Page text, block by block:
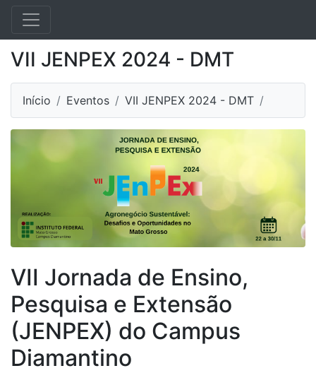
VII JENPEX 2024 - DMT
Início Eventos VII JENPEX 2024 - DMT
VII Jornada de Ensino,
Pesquisa e Extensão
(JENPEX) do Campus
Diamantino